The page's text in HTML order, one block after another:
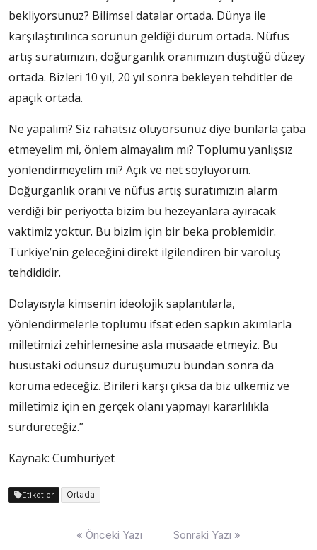
bekliyorsunuz? Bilimsel datalar ortada. Dünya ile
karşılaştırılınca sorunun geldiği durum ortada. Nüfus
artış suratımızın, doğurganlık oranımızın düştüğü düzey
ortada. Bizleri 10 yıl, 20 yıl sonra bekleyen tehditler de
apaçık ortada.
Ne yapalım? Siz rahatsız oluyorsunuz diye bunlarla çaba
etmeyelim mi, önlem almayalım mı? Toplumu yanlışsız
yönlendirmeyelim mi? Açık ve net söylüyorum.
Doğurganlık oranı ve nüfus artış suratımızın alarm
verdiği bir periyotta bizim bu hezeyanlara ayıracak
vaktimiz yoktur. Bu bizim için bir beka problemidir.
Türkiye’nin geleceğini direkt ilgilendiren bir varoluş
tehdididir.
Dolayısıyla kimsenin ideolojik saplantılarla,
yönlendirmelerle toplumu ifsat eden sapkın akımlarla
milletimizi zehirlemesine asla müsaade etmeyiz. Bu
husustaki odunsuz duruşumuzu bundan sonra da
koruma edeceğiz. Birileri karşı çıksa da biz ülkemiz ve
milletimiz için en gerçek olanı yapmayı kararlılıkla
sürdüreceğiz.”
Kaynak: Cumhuriyet
Etiketler Ortada
« Önceki Yazı Sonraki Yazı »